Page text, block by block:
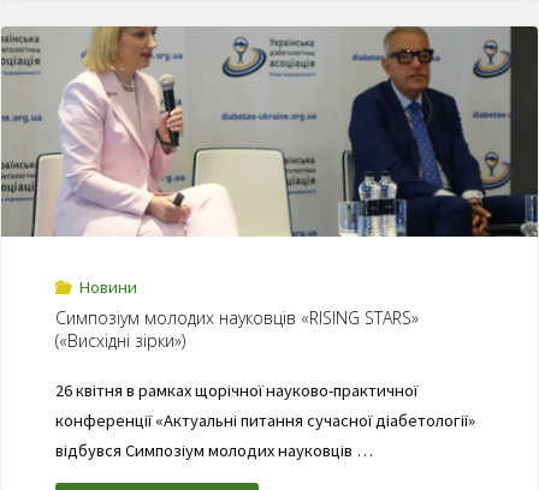
Новини
Симпозіум молодих науковців «RISING STARS»
(«Висхідні зірки»)
26 квітня в рамках щорічної науково-практичної
конференції «Актуальні питання сучасної діабетології»
відбувся Симпозіум молодих науковців …